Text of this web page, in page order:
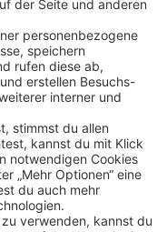
sehen.
Einstellungen